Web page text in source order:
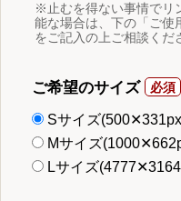
※止むを得ない事情でリ
能な場合は、下の「ご使
をご記入の上ご相談くだ
ご希望のサイズ
Sサイズ
Mサイズ
Lサイズ